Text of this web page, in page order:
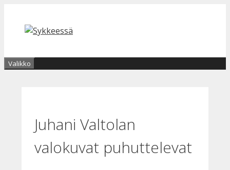
sisältöön
Valikko
Juhani Valtolan
valokuvat puhuttelevat